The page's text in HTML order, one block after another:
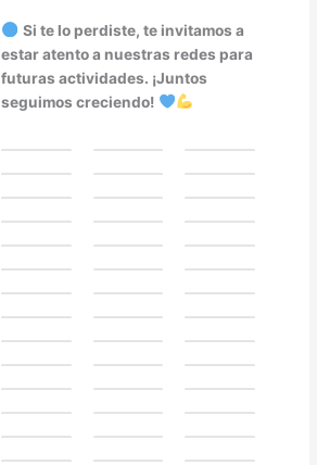
Si te lo perdiste, te invitamos a
estar atento a nuestras redes para
futuras actividades. ¡Juntos
seguimos creciendo!